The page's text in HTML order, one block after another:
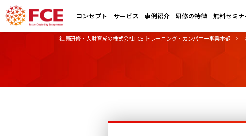
コンセプト サービス 事例紹介 研修の特徴 無料セミナ
社員研修・人財育成の株式会社FCE トレーニング・カンパニー事業本部